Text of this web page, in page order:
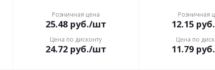
Розничная цена
25.48 руб./шт
Цена по дисконту
24.72 руб./шт
Розничная
12.15 руб.
Цена по
11.79 руб.